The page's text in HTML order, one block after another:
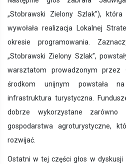
„Stobrawski Zielony Szlak”),
wywołała realizacja Lokalnej
okresie programowania.
„Stobrawski Zielony Szlak”,
warsztatom prowadzonym przez
środkom unijnym powstała
infrastruktura turystyczna.
dobrze wykorzystane
gospodarstwa agroturystyczne,
rozwijać.
Ostatni w tej części głos w dyskusji